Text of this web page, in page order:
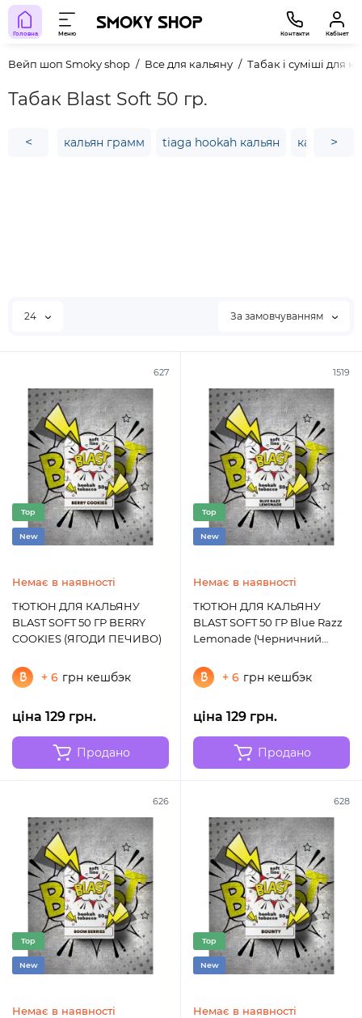
Головна Меню Контакти Кабінет
Вейп шоп Smoky shop Все для кальяну Табак і суміші для
Табак Blast Soft 50 гр.
< кальян грамм tiaga hookah кальян кальян яха
>
24 За замовчуванням
627
Top
New
Немає в наявності
ТЮТЮН ДЛЯ КАЛЬЯНУ
BLAST SOFT 50 ГР BERRY
COOKIES (ЯГОДИ ПЕЧИВО)
+ 6 грн кешбэк
ціна 129 грн.
Продано
1519
Top
New
Немає в наявності
ТЮТЮН ДЛЯ КАЛЬЯНУ
BLAST SOFT 50 ГР Blue Razz
Lemonade (Черничний
+ 6 грн кешбэк
ціна 129 грн.
Продано
626
Top
New
Немає в наявності
628
Top
New
Немає в наявності